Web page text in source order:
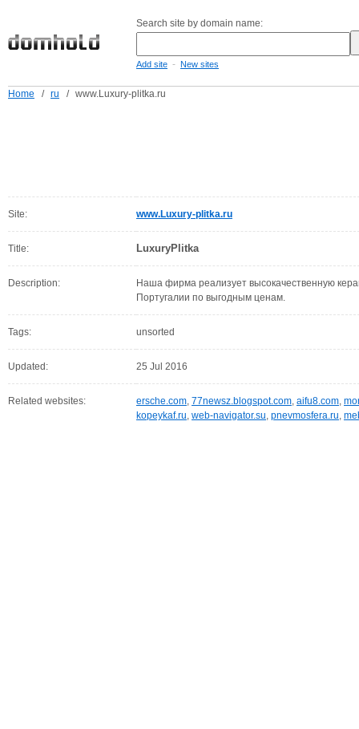
Search site by domain name:
Add site - New sites
Home / ru / www.Luxury-plitka.ru
Site: www.Luxury-plitka.ru
Title: LuxuryPlitka
Description:
Наша фирма реализует высокачественную
Португалии по выгодным ценам.
Tags: unsorted
Updated: 25 Jul 2016
Related websites: ersche.com, 77newsz.blogspot.com, aifu8.com,
kopeykaf.ru, web-navigator.su, pnevmosfera.ru,